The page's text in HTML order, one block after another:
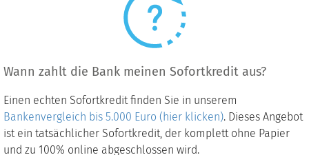
Wann zahlt die Bank meinen Sofortkredit aus?
Einen echten Sofortkredit finden Sie in unserem
Bankenvergleich bis 5.000 Euro (hier klicken). Dieses Angebot
ist ein tatsächlicher Sofortkredit, der komplett ohne Papier
und zu 100% online abgeschlossen wird.